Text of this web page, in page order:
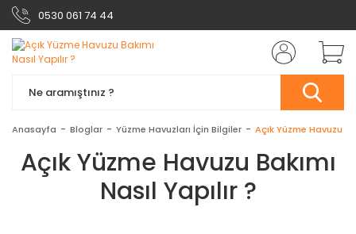
0530 061 74 44
Anasayfa Bloglar Yüzme Havuzları İçin Bilgiler Açık Yüzme Havuzu
Açık Yüzme Havuzu Bakımı
Nasıl Yapılır ?